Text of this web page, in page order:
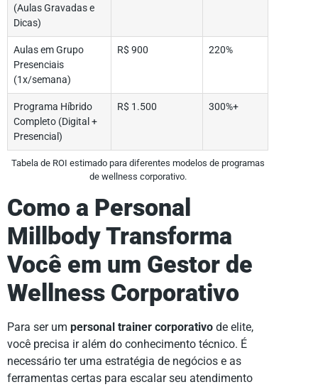
Tabela de ROI estimado para diferentes modelos de programas
de wellness corporativo.
(Aulas Gravadas e
Dicas)
Aulas em Grupo
Presenciais
(1x/semana)
R$ 900 220%
Programa Híbrido
Completo (Digital +
Presencial)
R$ 1.500 300%+
Como a Personal
Millbody Transforma
Você em um Gestor de
Wellness Corporativo
Para ser um personal trainer corporativo de elite,
você precisa ir além do conhecimento técnico. É
necessário ter uma estratégia de negócios e as
ferramentas certas para escalar seu atendimento